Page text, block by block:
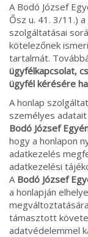
A Bodó József
Ősz u. 41. 3/11.)
szolgáltatásai
kötelezőnek
tartalmát.
ügyfélkapcsolat,
ügyfél kérésére
A honlap
személyes adatait
Bodó József
hogy a honlapon
adatkezelés
adatkezelési
A Bodó József
a honlapján
támasztott
adatvédelemmel